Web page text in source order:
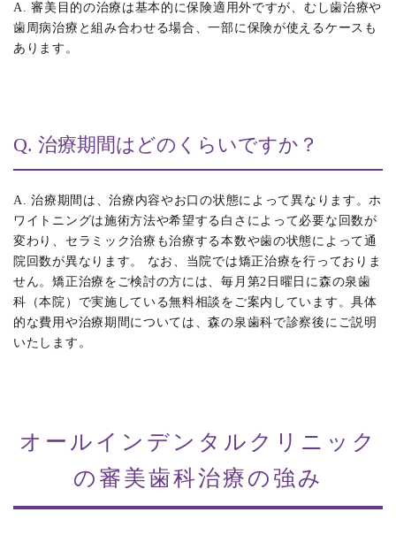
A. 審美目的の治療は基本的に保険適用外ですが、むし歯治療や
歯周病治療と組み合わせる場合、一部に保険が使えるケースも
あります。
Q. 治療期間はどのくらいですか？
A. 治療期間は、治療内容やお口の状態によって異なります。ホ
ワイトニングは施術方法や希望する白さによって必要な回数が
変わり、セラミック治療も治療する本数や歯の状態によって通
院回数が異なります。 なお、当院では矯正治療を行っておりま
せん。矯正治療をご検討の方には、毎月第2日曜日に森の泉歯
科（本院）で実施している無料相談をご案内しています。具体
的な費用や治療期間については、森の泉歯科で診察後にご説明
いたします。
オールインデンタルクリニック
の審美歯科治療の強み